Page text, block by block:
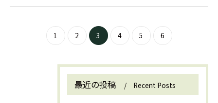
1 2 3 4 5 6
最近の投稿 Recent Posts